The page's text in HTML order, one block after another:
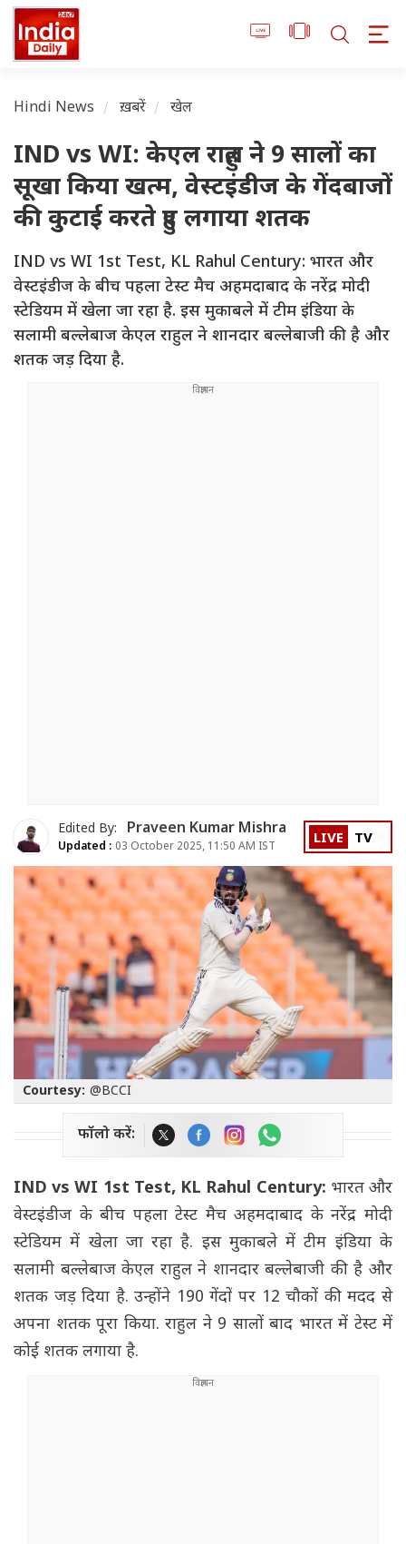
Hindi News ख़बरें खेल
IND vs WI: केएल राहुल ने 9 सालों का
सूखा किया खत्म, वेस्टइंडीज के गेंदबाजों
की कुटाई करते हुए लगाया शतक
IND vs WI 1st Test, KL Rahul Century: भारत और
वेस्टइंडीज के बीच पहला टेस्ट मैच अहमदाबाद के नरेंद्र मोदी
स्टेडियम में खेला जा रहा है. इस मुकाबले में टीम इंडिया के
सलामी बल्लेबाज केएल राहुल ने शानदार बल्लेबाजी की है और
शतक जड़ दिया है.
Edited By: Praveen Kumar Mishra
Updated : 03 October 2025, 11:50 AM IST LIVE TV
Courtesy: @BCCI
फॉलो करें:
IND vs WI 1st Test, KL Rahul Century: भारत और
वेस्टइंडीज के बीच पहला टेस्ट मैच अहमदाबाद के नरेंद्र मोदी
स्टेडियम में खेला जा रहा है. इस मुकाबले में टीम इंडिया के
सलामी बल्लेबाज केएल राहुल ने शानदार बल्लेबाजी की है और
शतक जड़ दिया है. उन्होंने 190 गेंदों पर 12 चौकों की मदद से
अपना शतक पूरा किया. राहुल ने 9 सालों बाद भारत में टेस्ट में
कोई शतक लगाया है.